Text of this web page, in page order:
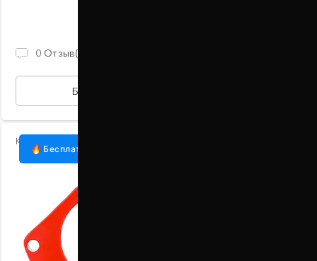
0 Отзыв(ов)
БЫСТРАЯ ПОКУПКА
Код:
Бесплатная доставка